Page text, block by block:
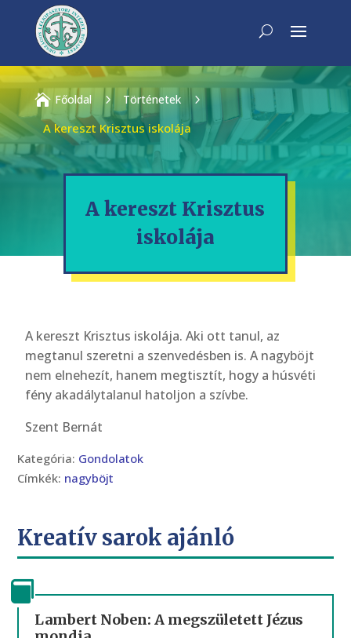
 Főoldal 5 Történetek 5
A kereszt Krisztus iskolája
A kereszt Krisztus
iskolája
A kereszt Krisztus iskolája. Aki ott tanul, az
megtanul szeretni a szenvedésben is. A nagyböjt
nem elnehezít, hanem megtisztít, hogy a húsvéti
fény akadálytalanul hatoljon a szívbe.
Szent Bernát
Kategória: Gondolatok
Címkék: nagyböjt
Kreatív sarok ajánló
Lambert Noben: A megszületett Jézus